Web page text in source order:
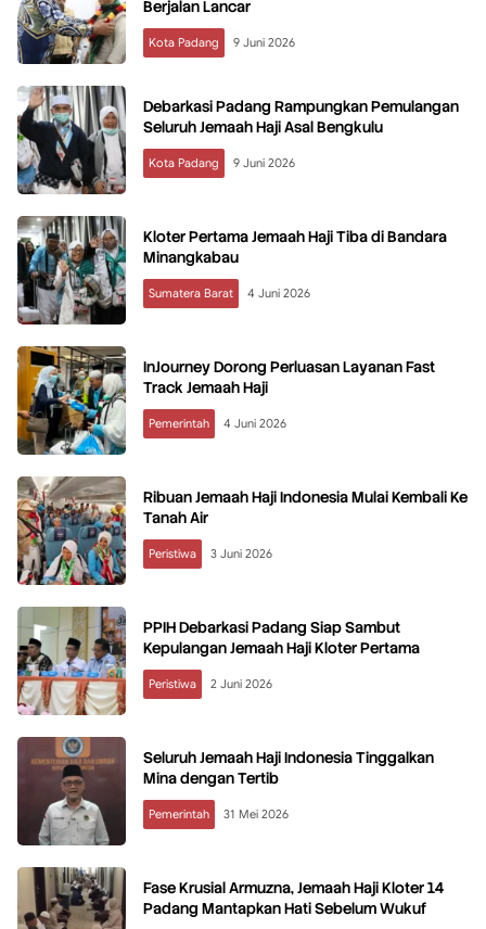
Berjalan Lancar
Kota Padang 9 Juni 2026
Debarkasi Padang Rampungkan Pemulangan
Seluruh Jemaah Haji Asal Bengkulu
Kota Padang 9 Juni 2026
Kloter Pertama Jemaah Haji Tiba di Bandara
Minangkabau
Sumatera Barat 4 Juni 2026
InJourney Dorong Perluasan Layanan Fast
Track Jemaah Haji
Pemerintah 4 Juni 2026
Ribuan Jemaah Haji Indonesia Mulai Kembali Ke
Tanah Air
Peristiwa 3 Juni 2026
PPIH Debarkasi Padang Siap Sambut
Kepulangan Jemaah Haji Kloter Pertama
Peristiwa 2 Juni 2026
Seluruh Jemaah Haji Indonesia Tinggalkan
Mina dengan Tertib
Pemerintah 31 Mei 2026
Fase Krusial Armuzna, Jemaah Haji Kloter 14
Padang Mantapkan Hati Sebelum Wukuf